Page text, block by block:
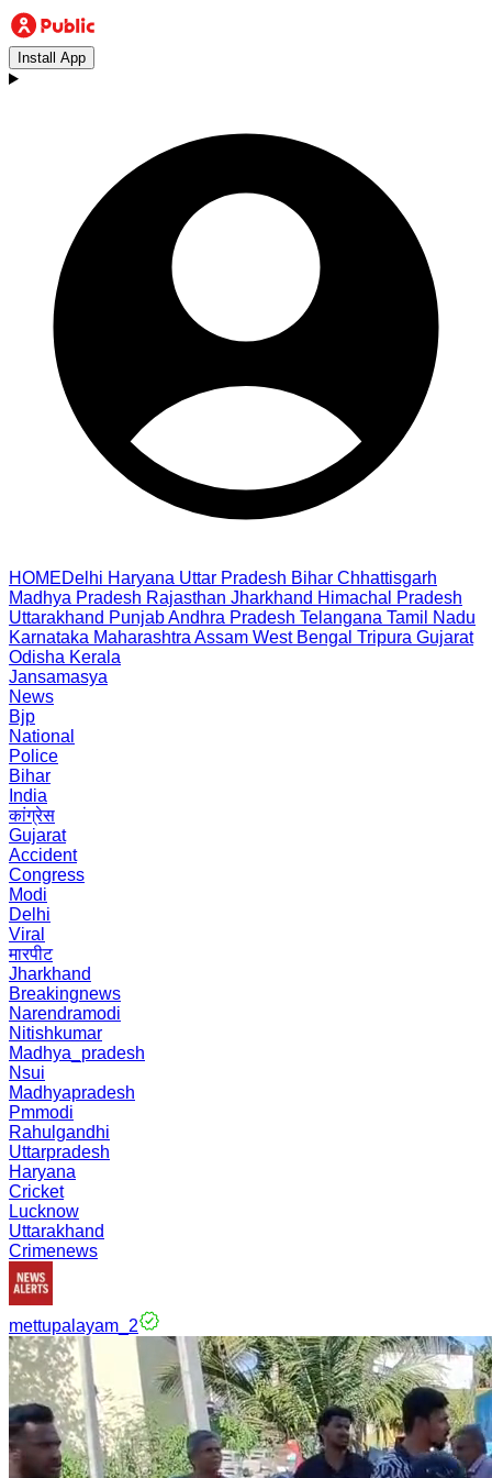
Install App
HOMEDelhi Haryana Uttar Pradesh Bihar Chhattisgarh
Madhya Pradesh Rajasthan Jharkhand Himachal Pradesh
Uttarakhand PunjabAndhra Pradesh Telangana Tamil Nadu
Karnataka Maharashtra Assam West Bengal Tripura Gujarat
Odisha Kerala
Jansamasya
News
Bjp
National
Police
Bihar
India
कांग्रेस
Gujarat
Accident
Congress
Modi
Delhi
Viral
मारपीट
Jharkhand
Breakingnews
Narendramodi
Nitishkumar
Madhya_pradesh
Nsui
Madhyapradesh
Pmmodi
Rahulgandhi
Uttarpradesh
Haryana
Cricket
Lucknow
Uttarakhand
Crimenews
mettupalayam_2